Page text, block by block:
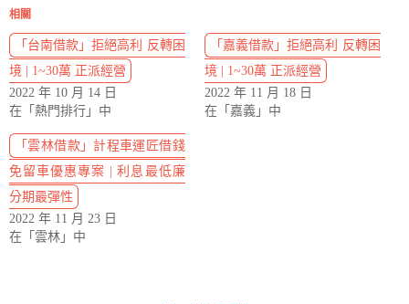
相關
「台南借款」拒絕高利 反轉困
境 | 1~30萬 正派經營
2022 年 10 月 14 日
在「熱門排行」中
「嘉義借款」拒絕高利 反轉困
境 | 1~30萬 正派經營
2022 年 11 月 18 日
在「嘉義」中
「雲林借款」計程車運匠借錢
免留車優惠專案 | 利息最低廉
分期最彈性
2022 年 11 月 23 日
在「雲林」中